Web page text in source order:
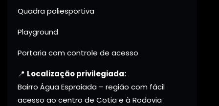
Quadra poliesportiva
Playground
Portaria com controle de acesso
📍 Localização privilegiada:
Bairro Água Espraiada – região com fácil
acesso ao centro de Cotia e à Rodovia